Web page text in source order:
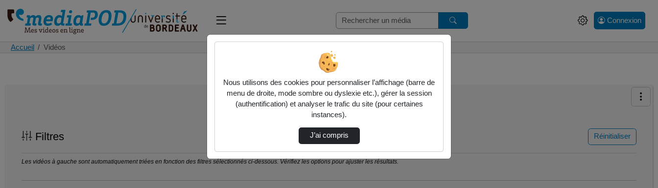
Connexion
Accueil Vidéos
Filtres Réinitialiser
Les vidéos à gauche sont automatiquement triées en fonction des filtres sélectionnés ci-dessous. Vérifiez les options pour ajuster les résultats.
Nous utilisons des cookies pour personnaliser l’affichage (barre de
menu de droite, mode sombre ou dyslexie etc.), gérer la session
(authentification) et analyser le trafic du site (pour certaines
instances).
J’ai compris